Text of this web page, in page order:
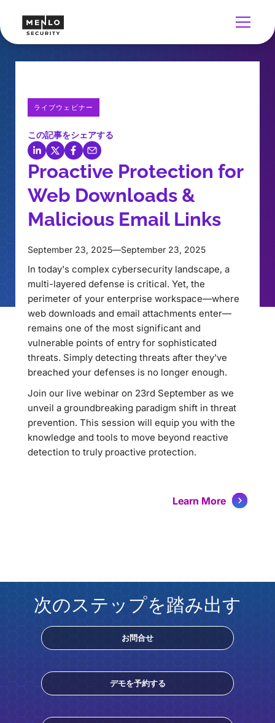
ライブウェビナー
この記事をシェアする
Proactive Protection for
Web Downloads &
Malicious Email Links
September 23, 2025—September 23, 2025
In today's complex cybersecurity landscape, a
multi-layered defense is critical. Yet, the
perimeter of your enterprise workspace—where
web downloads and email attachments enter—
remains one of the most significant and
vulnerable points of entry for sophisticated
threats. Simply detecting threats after they've
breached your defenses is no longer enough.
Join our live webinar on 23rd September as we
unveil a groundbreaking paradigm shift in threat
prevention. This session will equip you with the
knowledge and tools to move beyond reactive
detection to truly proactive protection.
Learn More
次のステップを踏み出す
お問合せ
デモを予約する